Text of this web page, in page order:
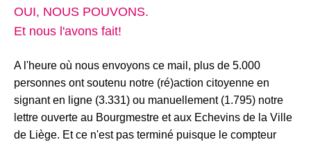
OUI, NOUS POUVONS.
Et nous l'avons fait!
A l'heure où nous envoyons ce mail, plus de 5.000
personnes ont soutenu notre (ré)action citoyenne en
signant en ligne (3.331) ou manuellement (1.795) notre
lettre ouverte au Bourgmestre et aux Echevins de la Ville
de Liège. Et ce n'est pas terminé puisque le compteur